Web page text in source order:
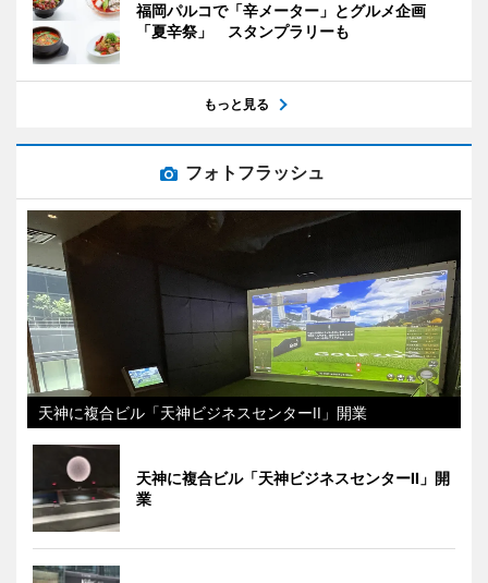
福岡パルコで「辛メーター」とグルメ企画
「夏辛祭」 スタンプラリーも
もっと見る
フォトフラッシュ
天神に複合ビル「天神ビジネスセンターII」開業
天神に複合ビル「天神ビジネスセンターII」開
業